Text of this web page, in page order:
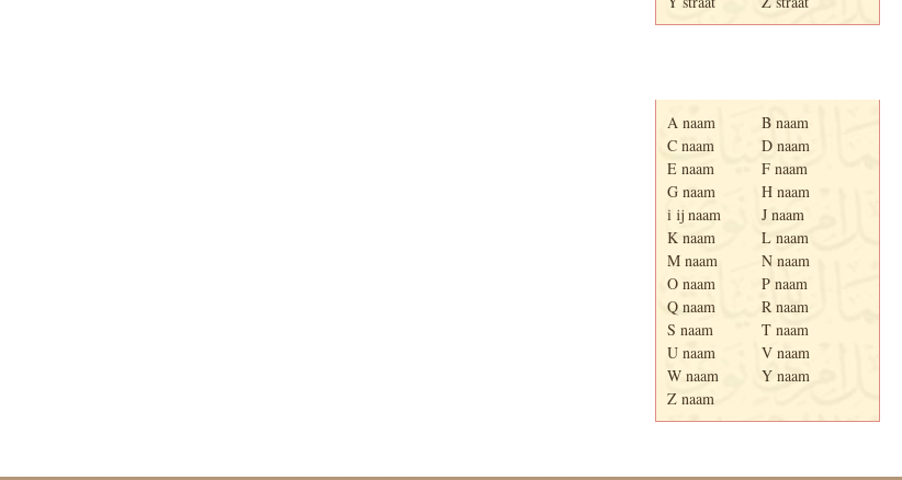
A naam
B naam
C naam
D naam
E naam
F naam
G naam
H naam
i ij naam
J naam
K naam
L naam
M naam
N naam
O naam
P naam
Q naam
R naam
S naam
T naam
U naam
V naam
W naam
Y naam
Z naam